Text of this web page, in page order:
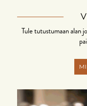
Tule tutustumaan alan